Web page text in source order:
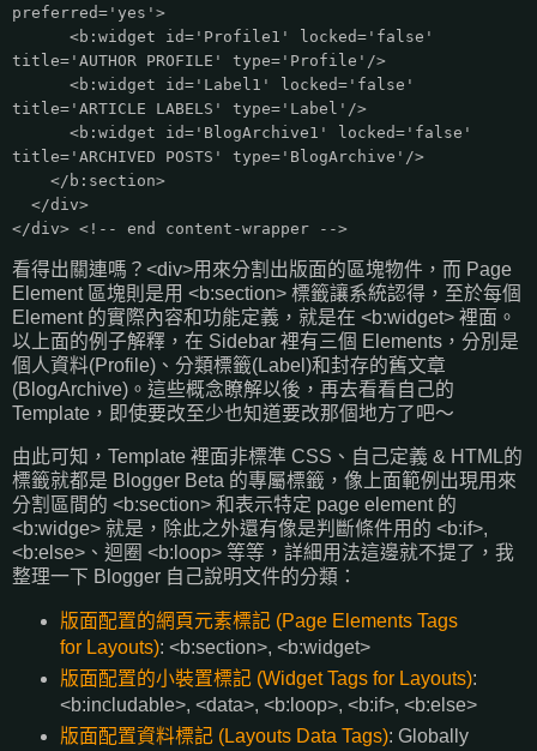
preferred='yes'>
<b:widget id='Profile1' locked='false'
title='AUTHOR PROFILE' type='Profile'/>
<b:widget id='Label1' locked='false'
title='ARTICLE LABELS' type='Label'/>
<b:widget id='BlogArchive1' locked='false'
title='ARCHIVED POSTS' type='BlogArchive'/>
</b:section>
</div>
</div> <!-- end content-wrapper -->
看得出關連嗎？<div>用來分割出版面的區塊物件，而 Page
Element 區塊則是用 <b:section> 標籤讓系統認得，至於每個
Element 的實際內容和功能定義，就是在 <b:widget> 裡面。
以上面的例子解釋，在 Sidebar 裡有三個 Elements，分別是
個人資料(Profile)、分類標籤(Label)和封存的舊文章
(BlogArchive)。這些概念瞭解以後，再去看看自己的
Template，即使要改至少也知道要改那個地方了吧～
由此可知，Template 裡面非標準 CSS、自己定義 & HTML的
標籤就都是 Blogger Beta 的專屬標籤，像上面範例出現用來
分割區間的 <b:section> 和表示特定 page element 的
<b:widge> 就是，除此之外還有像是判斷條件用的 <b:if>,
<b:else>、迴圈 <b:loop> 等等，詳細用法這邊就不提了，我
整理一下 Blogger 自己說明文件的分類：
版面配置的網頁元素標記 (Page Elements Tags
for Layouts): <b:section>, <b:widget>
版面配置的小裝置標記 (Widget Tags for Layouts):
<b:includable>, <data>, <b:loop>, <b:if>, <b:else>
版面配置資料標記 (Layouts Data Tags): Globally